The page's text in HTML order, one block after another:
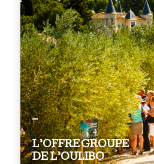
L’OFFRE GROUPE
DE L’OULIBO